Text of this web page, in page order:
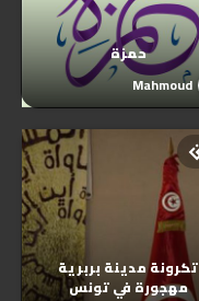
حمزة
Mahmoud
تكرونة مدينة بربرية
مهجورة في تونس